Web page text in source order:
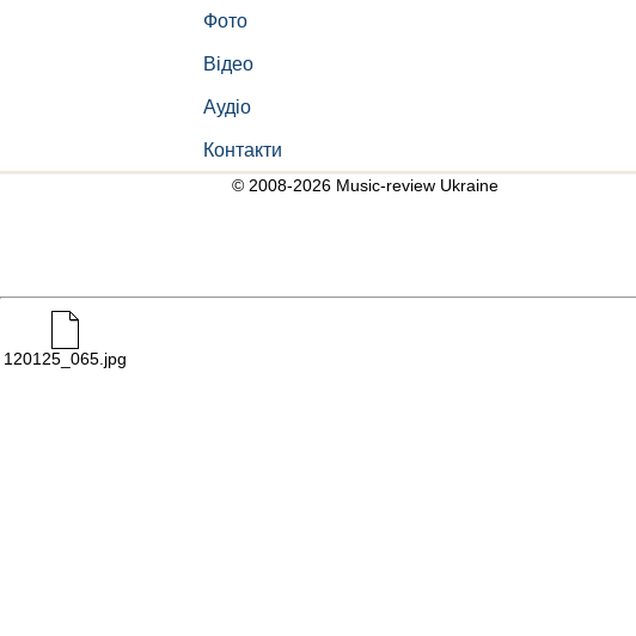
Фото
Відео
Аудіо
Контакти
© 2008-2026 Music-review Ukraine
120125_065.jpg